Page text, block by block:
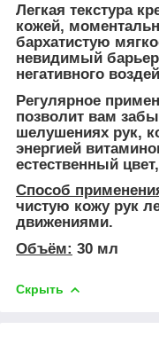
Легкая текстура
кожей,
бархатистую
невидимый
негативного
Регулярное
позволит вам
шелушениях рук,
энергией
естественный
Способ
чистую кожу рук
движениями.
Объём: 30 мл
Скрыть